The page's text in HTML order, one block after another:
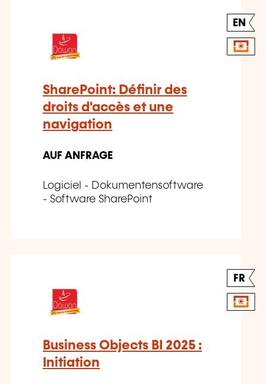
EN
SharePoint: Définir des
droits d'accès et une
navigation
AUF ANFRAGE
Logiciel - Dokumentensoftware
- Software SharePoint
FR
Business Objects BI 2025 :
Initiation